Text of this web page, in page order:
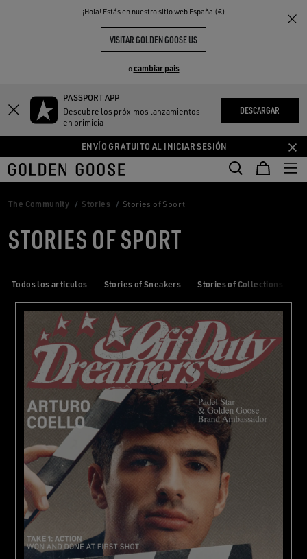
¡Hola! Estás en nuestro sitio web España (€)
VISITAR GOLDEN GOOSE US
ocambiar pais
Saltar
a
contenido
Saltar
a
contenido
pie
de
página
PASSPORT APP
Descubre los próximos lanzamientos
en primicia
DESCARGAR
ENVÍO GRATUITO AL INICIAR SESIÓN
THE
COMMUNITY
The Community Stories Stories of Sport
STORIES OF SPORT
Todos los articulos Stories of Sneakers Stories of Collections